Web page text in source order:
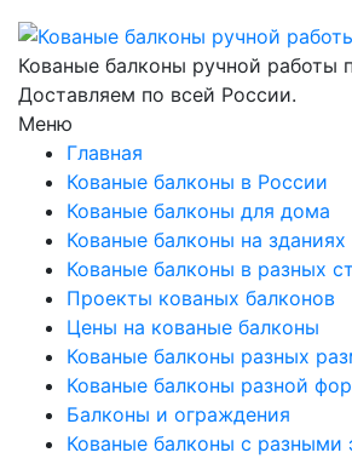
Кованые балконы ручной работы
Доставляем по всей России.
Меню
Главная
Кованые балконы в России
Кованые балконы для дома
Кованые балконы на зданиях
Кованые балконы в разных
Проекты кованых балконов
Цены на кованые балконы
Кованые балконы разных
Кованые балконы разной
Балконы и ограждения
Кованые балконы с разными